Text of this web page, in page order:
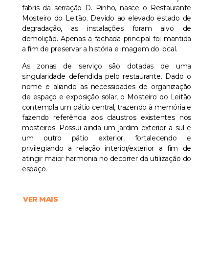
fabris da serração D. Pinho, nasce o Restaurante
Mosteiro do Leitão. Devido ao elevado estado de
degradação, as instalações foram alvo de
demolição. Apenas a fachada principal foi mantida
a fim de preservar a história e imagem do local.
As zonas de serviço são dotadas de uma
singularidade defendida pelo restaurante. Dado o
nome e aliando as necessidades de organização
de espaço e exposição solar, o Mosteiro do Leitão
contempla um pátio central, trazendo à memória e
fazendo referência aos claustros existentes nos
mosteiros. Possui ainda um jardim exterior a sul e
um outro pátio exterior, fortalecendo e
privilegiando a relação interior/exterior a fim de
atingir maior harmonia no decorrer da utilização do
espaço.
VER MAIS